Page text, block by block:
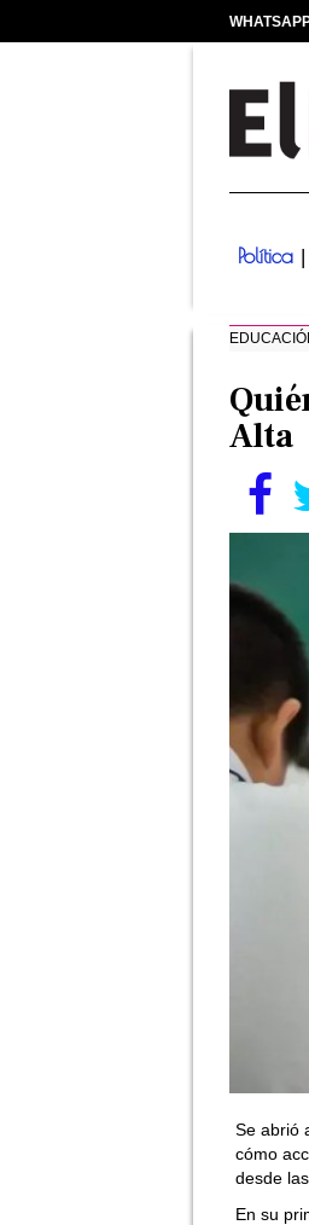
Política
Alta
Se abrió
cómo
desde
En su